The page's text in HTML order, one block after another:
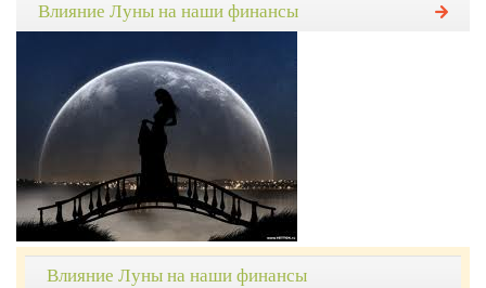
Влияние Луны на наши финансы
Влияние Луны на наши финансы